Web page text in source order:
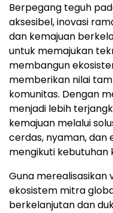
Berpegang teguh
aksesibel, inovasi
dan kemajuan
untuk memajukan
membangun
memberikan nilai
komunitas. Dengan
menjadi lebih
kemajuan melalui
cerdas, nyaman, dan
mengikuti kebutuhan
Guna merealisasikan
ekosistem mitra
berkelanjutan dan